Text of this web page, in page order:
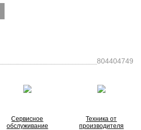
804404749
Сервисное
обслуживание
Техника от
производителя